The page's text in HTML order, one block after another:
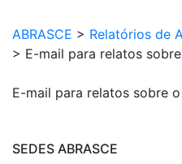
ABRASCE > Relatórios de
> E-mail para relatos
E-mail para relatos sobre
SEDES ABRASCE